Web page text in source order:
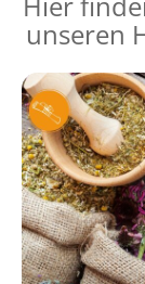
unseren